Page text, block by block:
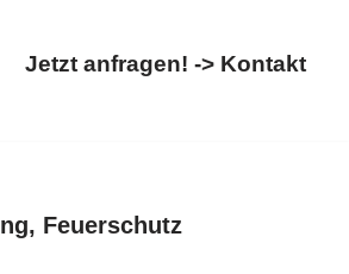
Jetzt anfragen! -> Kontakt
Feuerschutz